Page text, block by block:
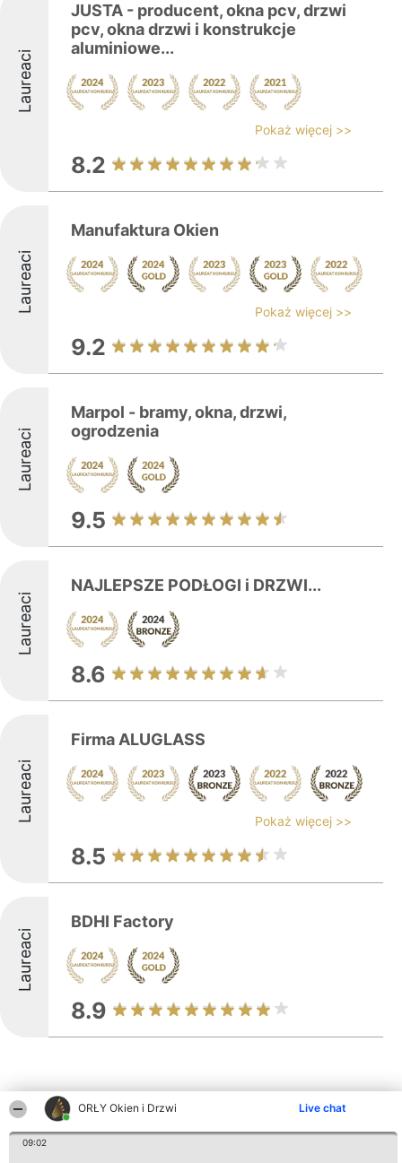
ORŁY Okien i Drzwi Live chat
09:02
Laureaci
JUSTA - producent, okna pcv, drzwi
pcv, okna drzwi i konstrukcje
aluminiowe...
Pokaż więcej >>
8.2
Laureaci
Manufaktura Okien
Pokaż więcej >>
9.2
Laureaci
Marpol - bramy, okna, drzwi,
ogrodzenia
9.5
Laureaci
NAJLEPSZE PODŁOGI i DRZWI...
8.6
Laureaci
Firma ALUGLASS
Pokaż więcej >>
8.5
Laureaci
BDHI Factory
8.9
Inne firmy z województwa